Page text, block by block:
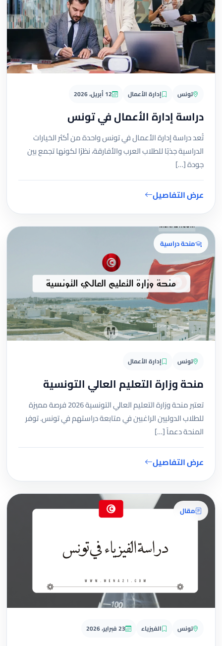
تونس إدارة الأعمال 12 أبريل، 2026
دراسة إدارة الأعمال في تونس
تُعد دراسة إدارة الأعمال في تونس واحدة من أكثر الخيارات
الدراسية جذبًا للطلاب العرب والأفارقة، نظرًا لكونها تجمع بين
جودة […]
عرض التفاصيل
منحة دراسية
تونس إدارة الأعمال
منحة وزارة التعليم العالي التونسية
تعتبر منحة وزارة التعليم العالي التونسية 2026 فرصة مميزة
للطلاب الدوليين الراغبين في متابعة دراستهم في تونس. توفر
المنحة دعماً […]
عرض التفاصيل
مقال
تونس الفيزياء 23 فبراير، 2026